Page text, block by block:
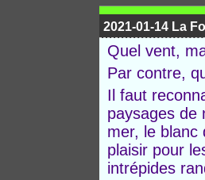
2021-01-14 La
Quel vent,
Par contre,
Il faut
paysages de
mer, le blanc
plaisir pour
intrépides